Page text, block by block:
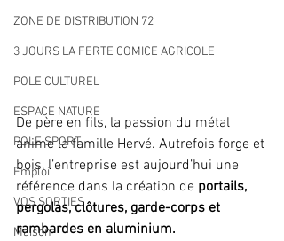
ZONE DE DISTRIBUTION 72
3 JOURS LA FERTE COMICE AGRICOLE
POLE CULTUREL
ESPACE NATURE
POLE SPORT
Emploi
VOS SORTIES
Maison
De père en fils, la passion du métal
anime la famille Hervé. Autrefois forge et
bois, l’entreprise est aujourd’hui une
référence dans la création de portails,
pergolas, clôtures, garde-corps et
rambardes en aluminium.